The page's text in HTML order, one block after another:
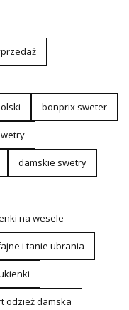
bonprix sweter
damskie swetry
na wesele
i tanie ubrania
odzież damska